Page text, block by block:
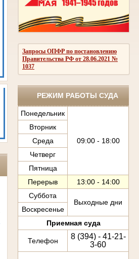
Запросы ОПФР по постановлению
Правительства РФ от 28.06.2021 №
1037
РЕЖИМ РАБОТЫ СУДА
Понедельник
09:00 - 18:00
Вторник
Среда
Четверг
Пятница
Перерыв
13:00 - 14:00
Суббота
Выходные дни
Воскресенье
Приемная суда
Телефон
8 (394) - 41-21-
3-60